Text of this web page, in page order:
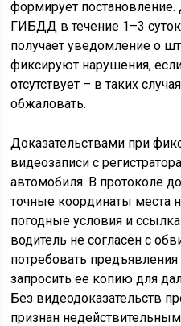
формирует
ГИБДД в течение 1–3
получает уведомление о
фиксируют нарушения,
отсутствует – в таких
обжаловать.
Доказательствами при
видеозаписи с
автомобиля. В протоколе
точные координаты места
погодные условия и
водитель не согласен с
потребовать
запросить ее копию для
Без видеодоказательств
признан